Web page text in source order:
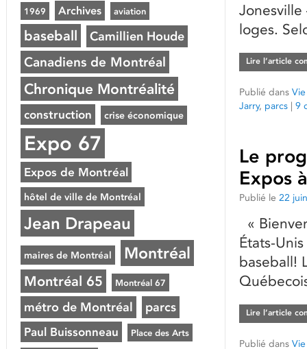
loges.
Lire l’article
Publié dans
Jarry, parcs | 9
Le
Expos
Publié le 22
«
États-
baseball!
Lire l’article
Publié dans
1969 Archives aviation
baseball Camillien Houde
Canadiens de Montréal
Chronique Montréalité
construction crise économique
Expo 67
Expos de Montréal
hôtel de ville de Montréal
Jean Drapeau
maires de Montréal Montréal
Montréal 65 Montréal 67
métro de Montréal parcs
Paul Buissonneau Place des Arts